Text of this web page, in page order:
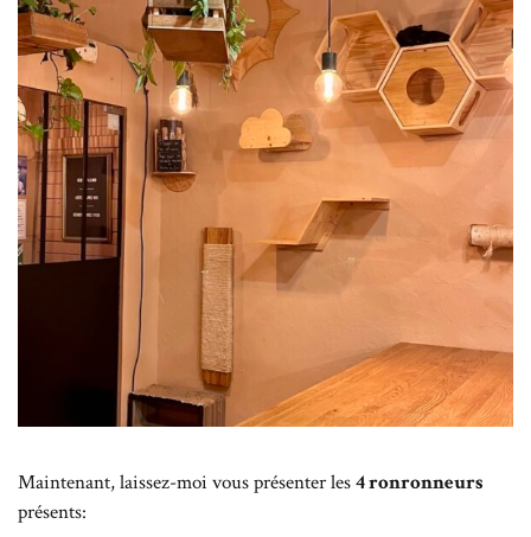
Maintenant, laissez-moi vous présenter les4 ronronneurs
présents: